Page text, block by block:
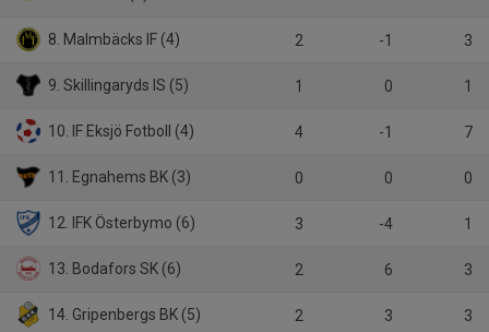
8. Malmbäcks IF (4) 2 -1 3
9. Skillingaryds IS (5) 1 0 1
10. IF Eksjö Fotboll (4) 4 -1 7
11. Egnahems BK (3) 0 0 0
12. IFK Österbymo (6) 3 -4 1
13. Bodafors SK (6) 2 6 3
14. Gripenbergs BK (5) 2 3 3